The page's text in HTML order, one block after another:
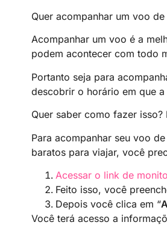
Quer acompanhar um voo
Acompanhar um voo é a
podem acontecer com todo
Portanto seja para
descobrir o horário em que
Quer saber como fazer
Para acompanhar seu voo
baratos para viajar, você
Acessar o link de
Feito isso, você
Depois você clica em “
Você terá acesso a